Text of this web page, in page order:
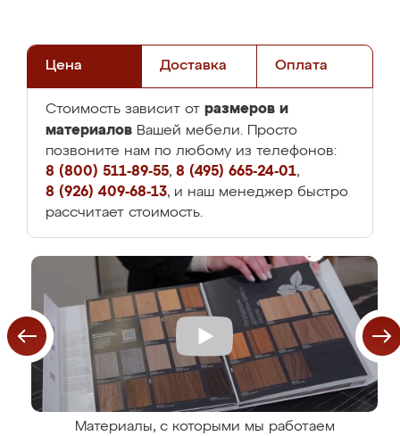
Цена Доставка Оплата
Стоимость зависит от размеров и
материалов Вашей мебели. Просто
позвоните нам по любому из телефонов:
8 (800) 511-89-55, 8 (495) 665-24-01,
8 (926) 409-68-13, и наш менеджер быстро
рассчитает стоимость.
Материалы, с которыми мы работаем